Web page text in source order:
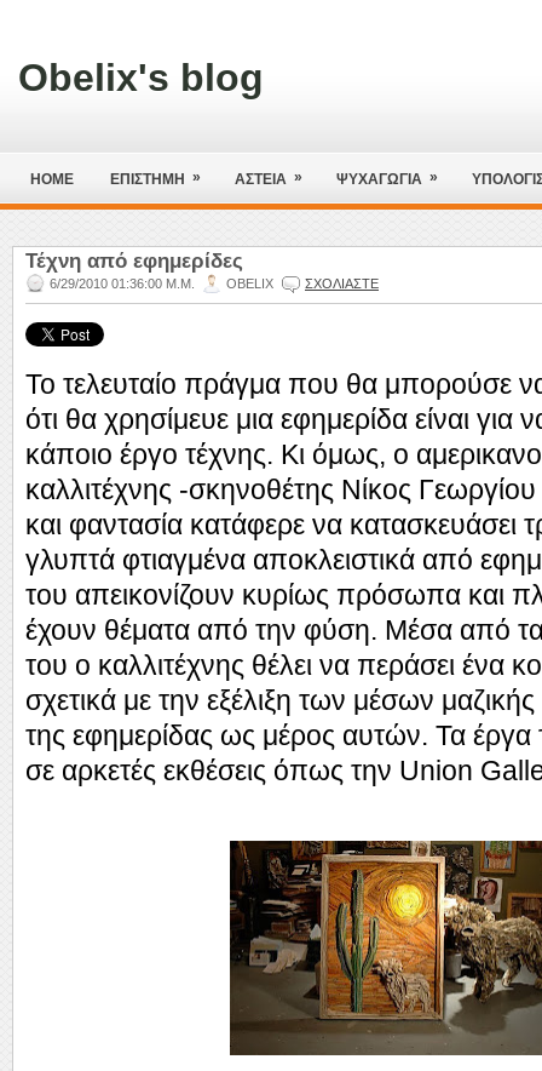
Obelix's blog
HOME ΕΠΙΣΤΗΜΗ » ΑΣΤΕΙΑ » ΨΥΧΑΓΩΓΙΑ »
Τέχνη από εφημερίδες
6/29/2010 01:36:00 Μ.Μ. OBELIX ΣΧΟΛΙΑΣΤΕ
Το τελευταίο πράγμα που θα μπορούσε
ότι θα χρησίμευε μια εφημερίδα είναι για
κάποιο έργο τέχνης. Κι όμως, ο
καλλιτέχνης -σκηνοθέτης Νίκος
και φαντασία κατάφερε να κατασκευάσει
γλυπτά φτιαγμένα αποκλειστικά από
του απεικονίζουν κυρίως πρόσωπα και
έχουν θέματα από την φύση. Μέσα από
του ο καλλιτέχνης θέλει να περάσει ένα
σχετικά με την εξέλιξη των μέσων μαζικής
της εφημερίδας ως μέρος αυτών. Τα έργα
σε αρκετές εκθέσεις όπως την Union